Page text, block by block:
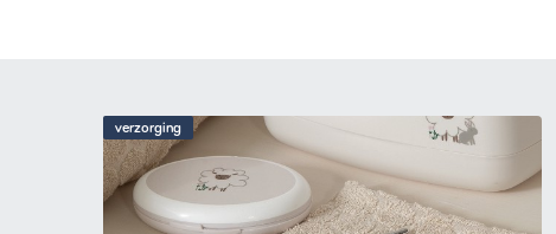
verzorging